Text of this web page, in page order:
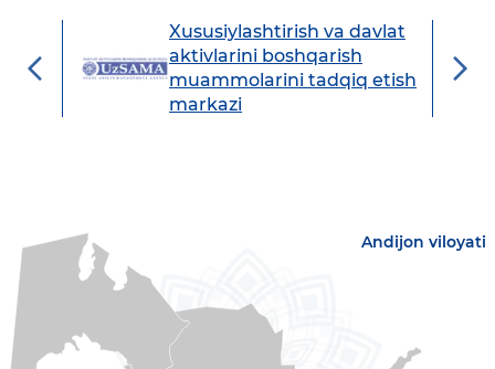
Xususiylashtirish va davlat
aktivlarini boshqarish
muammolarini tadqiq etish
markazi
Andijon viloyati